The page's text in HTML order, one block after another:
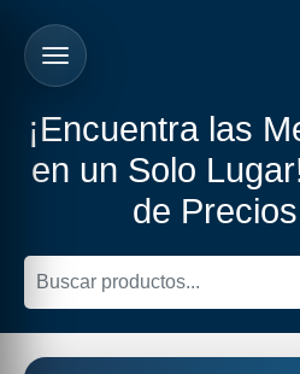
¡Encuentra las
en un Solo
de